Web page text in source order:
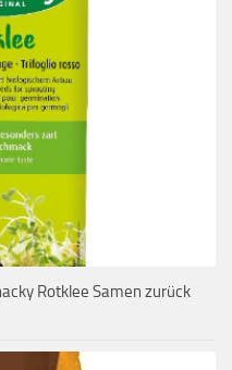
Rotklee Samen zurück